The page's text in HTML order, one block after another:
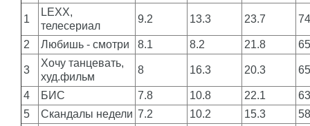
1
LEXX,
телесериал
9.2 13.3 23.7
2 Любишь - смотри 8.1 8.2 21.8
3
Хочу танцевать,
худ.фильм
8 16.3 20.3
4 БИС 7.8 10.8 22.1
5
Скандалы недели 7.2 10.2 15.3